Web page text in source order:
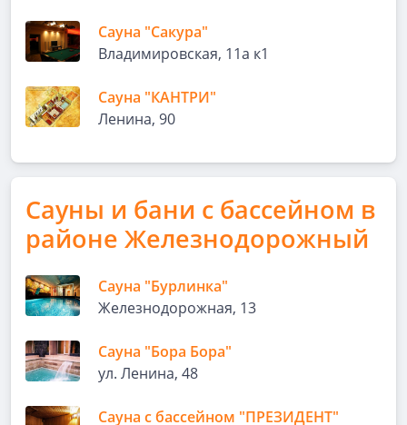
Сауна "Сакура"
Владимировская, 11а к1
Сауна "КАНТРИ"
Ленина, 90
Сауны и бани с бассейном в
районе Железнодорожный
Сауна "Бурлинка"
Железнодорожная, 13
Сауна "Бора Бора"
ул. Ленина, 48
Сауна с бассейном "ПРЕЗИДЕНТ"